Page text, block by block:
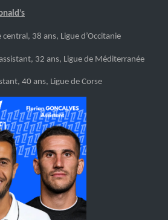
central , 38 ans, Ligue d’Occitanie
, 32 ans, Ligue de Méditerranée
, 40 ans, Ligue de Corse